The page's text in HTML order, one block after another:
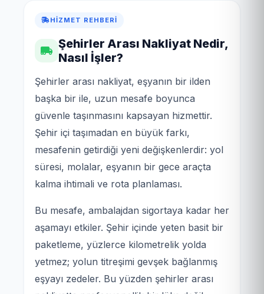
HIZMET REHBERI
Şehirler Arası Nakliyat Nedir,
Nasıl İşler?
Şehirler arası nakliyat, eşyanın bir ilden
başka bir ile, uzun mesafe boyunca
güvenle taşınmasını kapsayan hizmettir.
Şehir içi taşımadan en büyük farkı,
mesafenin getirdiği yeni değişkenlerdir: yol
süresi, molalar, eşyanın bir gece araçta
kalma ihtimali ve rota planlaması.
Bu mesafe, ambalajdan sigortaya kadar her
aşamayı etkiler. Şehir içinde yeten basit bir
paketleme, yüzlerce kilometrelik yolda
yetmez; yolun titreşimi gevşek bağlanmış
eşyayı zedeler. Bu yüzden şehirler arası